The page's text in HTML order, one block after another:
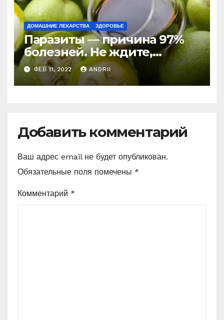
ДОМАШНИЕ ЛЕКАРСТВА ЗДОРОВЬЕ
Паразиты — причина 97%
болезней. Не ждите,
боритесь с ними уже
сейчас (Рецепт)
ФЕВ 11, 2022 ANDRII
Добавить комментарий
Ваш адрес email не будет опубликован.
Обязательные поля помечены *
Комментарий *